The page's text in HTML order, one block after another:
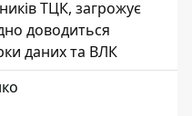
ТЦК, загрожує
доводиться
даних та ВЛК